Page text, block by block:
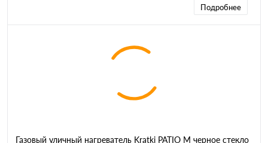
Подробнее
Газовый уличный нагреватель Kratki PATIO M черное стекло